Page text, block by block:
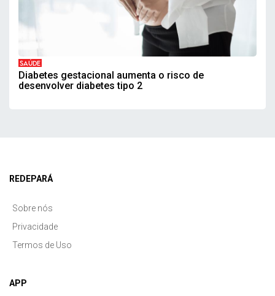
SAÚDE
Diabetes gestacional aumenta o risco de
desenvolver diabetes tipo 2
REDEPARÁ
Sobre nós
Privacidade
Termos de Uso
APP